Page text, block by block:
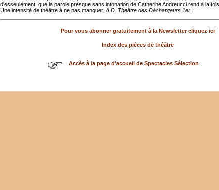
d'esseulement, que la parole presque sans intonation de Catherine Andreucci rend à la
Une intensité de théâtre à ne pas manquer. A.D. Théâtre des Déchargeurs 1er
Pour vous abonner gratuitement à la Newsletter cliquez ici
Index des pièces de théâtre
Accès à la page d'accueil de Spectacles Sélection